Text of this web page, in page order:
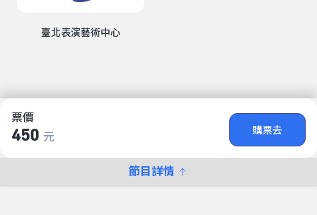
票價
450 元
購票去
節目詳情
臺北表演藝術中心